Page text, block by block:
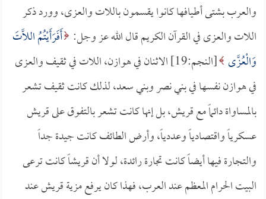
والعرب بشتى أطيافها كانوا يقسمون باللات والعزى، وورد ذكر
اللات والعزى في القرآن الكريم قال الله عز وجل: أَفَرَأَيْتُمُ اللَّاتَ
وَالْعُزَّى
[النجم:19] الاثنان في هوازن، اللات في ثقيف والعزى
في هوازن نفسها في بني نصر وبني سعد، لذلك كانت ثقيف تشعر
بالمساواة دائماً مع قريش، بل إنها كانت تشعر بالتفوق على قريش
عسكرياً واقتصادياً وعددياً، وأرض الطائف كانت جيدة جداً
والتجارة فيها أيضاً كانت تجارة رائدة، لولا أن قريشاً كانت ترعى
البيت الحرام المعظم عند العرب، فهذا كان يرفع مزية قريش عند